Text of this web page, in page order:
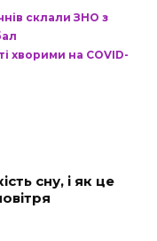
склали ЗНО з
хворими на COVID-
сну, і як це